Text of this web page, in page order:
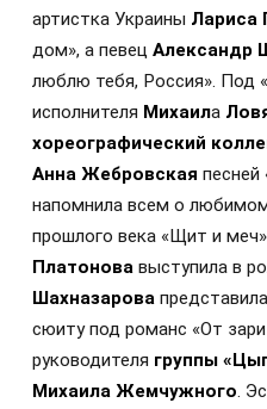
артистка Украины Лариса
дом», а певец Александр
люблю тебя, Россия». Под
исполнителя Михаила
хореографический
Анна Жебровская песней
напомнила всем о
прошлого века «Щит и
Платонова выступила в
Шахназарова
сюиту под романс «От
руководителя группы
Михаила Жемчужного.